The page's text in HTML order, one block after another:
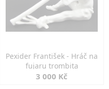
Pexider František - Hráč na
fujaru trombita
3 000 Kč